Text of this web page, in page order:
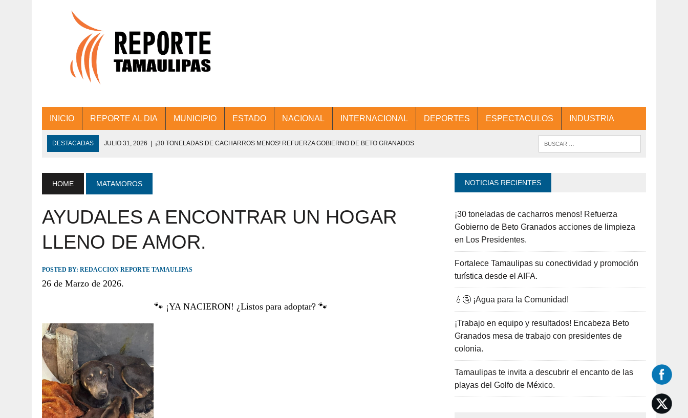
INICIO REPORTE AL DIA MUNICIPIO ESTADO NACIONAL INTERNACIONAL DEPORTES ESPECTACULOS INDUSTRIA
DESTACADAS JULIO 31, 2026 | ¡30 TONELADAS DE CACHARROS MENOS! REFUERZA GOBIERNO DE BETO GRANADOS
JULIO 30, 2026 | 💧🚰 ¡AGUA PARA LA COMUNIDAD!
JULIO 30, 2026 | ¡TRABAJO EN EQUIPO Y RESULTADOS! ENCABEZA BETO GRANADOS MESA DE TRABAJO CON PRESIDENTES
JULIO 30, 2026 TAMAULIPAS TE INVITA A DESCUBRIR EL ENCANTO DE LAS PLAYAS DEL GOLFO DE MÉXICO.
HOME MATAMOROS
AYUDALES A ENCONTRAR UN HOGAR
LLENO DE AMOR.
POSTED BY: REDACCION REPORTE TAMAULIPAS
26 de Marzo de 2026.
🐾 ¡YA NACIERON! ¿Listos para adoptar? 🐾
NOTICIAS RECIENTES
¡30 toneladas de cacharros menos! Refuerza
Gobierno de Beto Granados acciones de limpieza
en Los Presidentes.
Fortalece Tamaulipas su conectividad y promoción
turística desde el AIFA.
💧🚰 ¡Agua para la Comunidad!
¡Trabajo en equipo y resultados! Encabeza Beto
Granados mesa de trabajo con presidentes de
colonia.
Tamaulipas te invita a descubrir el encanto de las
playas del Golfo de México.